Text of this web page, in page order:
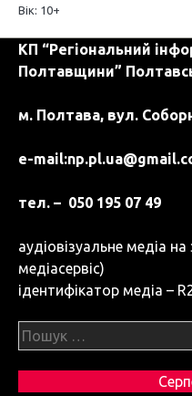
Вік: 10+
КП “Регіональний
Полтавщини”
м. Полтава, вул.
e-mail:
тел. – 050 195 07 49
аудіовізуальне медіа
медіасервіс)
ідентифікатор медіа –
Пошук: